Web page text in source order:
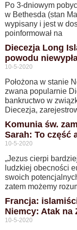
Po 3-dniowym
w Bethesda (stan
wypisany i jest w
poinformował na
Diecezja Long
powodu
10-5-2020
Położona w stanie
zwana popularnie
bankructwo w
Diecezja,
Komunia św.
Sarah: To część
10-5-2020
„Jezus cierpi
ludzkiej obecności
swoich
zatem możemy
Francja:
Niemcy: Atak na
10-5-2020